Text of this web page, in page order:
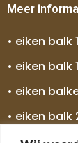
Meer
• eiken balk
• eiken balk
• eiken
• eiken balk